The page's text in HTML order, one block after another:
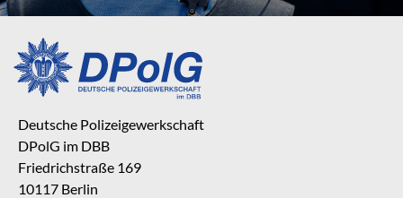
Deutsche Polizeigewerkschaft
DPolG im DBB
Friedrichstraße 169
10117 Berlin